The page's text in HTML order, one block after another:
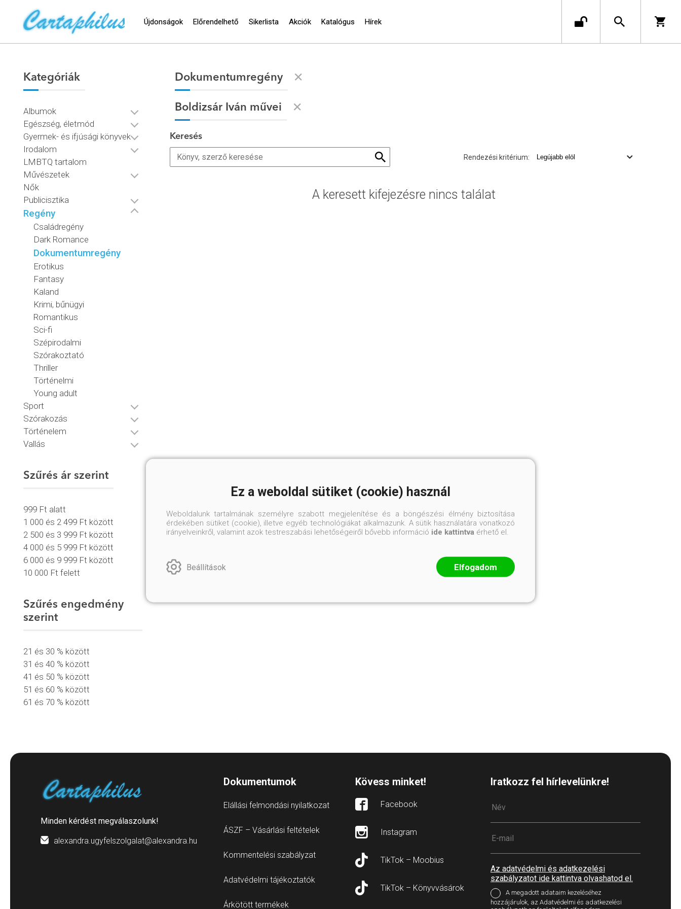
Újdonságok Előrendelhető Sikerlista Akciók Katalógus Hírek
Kategóriák
Albumok
Egészség, életmód
Gyermek- és ifjúsági könyvek
Irodalom
LMBTQ tartalom
Művészetek
Nők
Publicisztika
Regény
Családregény
Dark Romance
Dokumentumregény
Erotikus
Fantasy
Kaland
Krimi, bűnügyi
Romantikus
Sci-fi
Szépirodalmi
Szórakoztató
Thriller
Történelmi
Young adult
Sport
Szórakozás
Történelem
Vallás
Szűrés ár szerint
999 Ft alatt
1 000 és 2 499 Ft között
2 500 és 3 999 Ft között
4 000 és 5 999 Ft között
6 000 és 9 999 Ft között
10 000 Ft felett
Szűrés engedmény
szerint
21 és 30 % között
31 és 40 % között
41 és 50 % között
51 és 60 % között
61 és 70 % között
Dokumentumregény
Boldizsár Iván művei
Rendezési kritérium:
Keresés
A keresett kifejezésre nincs találat
Minden kérdést megválaszolunk!
alexandra.ugyfelszolgalat@alexandra.hu
Dokumentumok
Elállási felmondási nyilatkozat
ÁSZF – Vásárlási feltételek
Kommentelési szabályzat
Adatvédelmi tájékoztatók
Árkötött termékek
Kövess minket!
Facebook
Instagram
TikTok – Moobius
TikTok – Könyvvásárok
Iratkozz fel hírlevelünkre!
Az adatvédelmi és adatkezelési
szabályzatot ide kattintva olvashatod el.
A megadott adataim kezeléséhez
hozzájárulok, az Adatvédelmi és adatkezelési
Ez a weboldal sütiket (cookie) használ
Weboldalunk tartalmának személyre szabott megjelenítése és a böngészési élmény biztosítása
érdekében sütiket (cookie), illetve egyéb technológiákat alkalmazunk. A sütik használatára vonatkozó
irányelveinkről, valamint azok testreszabási lehetőségeiről bővebb információ ide kattintva érhető el.
Beállítások Elfogadom